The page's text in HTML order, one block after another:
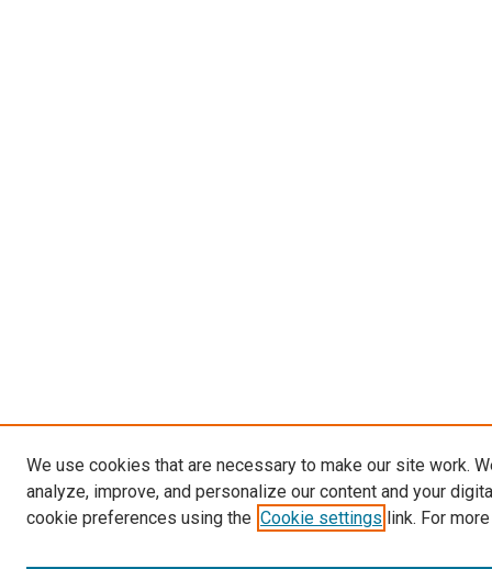
We use cookies that are necessary to make our site work.
analyze, improve, and personalize our content and your
cookie preferences using the Cookie settings link. For